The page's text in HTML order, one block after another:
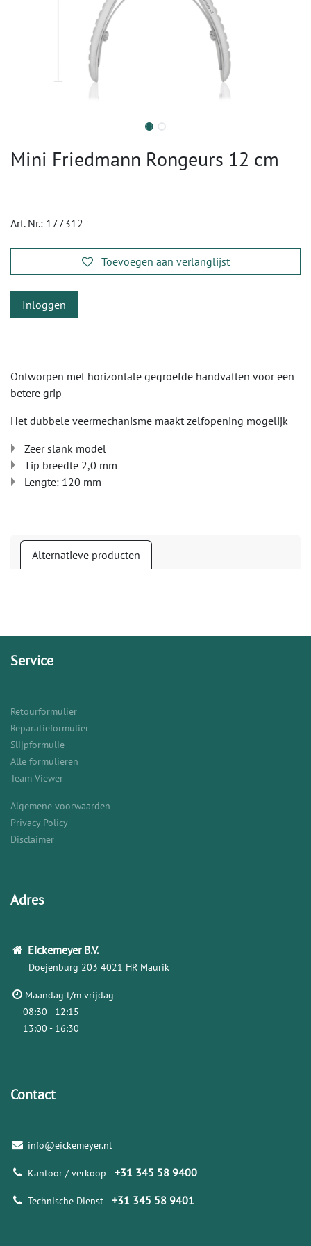
Mini Friedmann Rongeurs 12 cm
Art. Nr.: 177312
Toevoegen aan verlanglijst
Inloggen
Ontworpen met horizontale gegroefde handvatten voor een
betere grip
Het dubbele veermechanisme maakt zelfopening mogelijk
Zeer slank model
Tip breedte 2,0 mm
Lengte: 120 mm
Alternatieve producten
Service
Retourformulier
Reparatieformulier
Slijpformulie
Alle formulieren
Team Viewer
Algemene voorwaarden
Privacy Policy
Disclaimer
Adres
Eickemeyer B.V.
Doejenburg 203 4021 HR Maurik
Maandag t/m vrijdag
08:30 - 12:15
13:00 - 16:30
Contact
info@eickemeyer.nl
Kantoor / verkoop +31 345 58 9400
Technische Dienst +31 345 58 9401